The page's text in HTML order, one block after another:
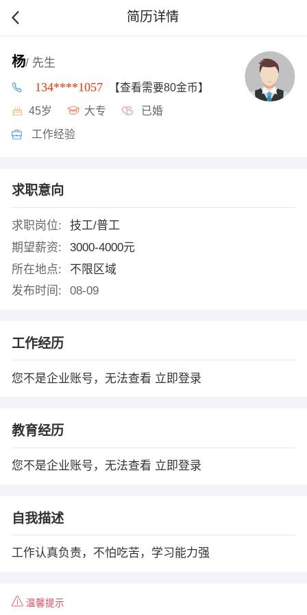
简历详情
杨/ 先生
134****1057 【查看需要80金币】
45岁 大专 已婚
工作经验
求职意向
求职岗位:
技工/普工
期望薪资:
3000-4000元
所在地点:
不限区域
发布时间:
08-09
工作经历
您不是企业账号，无法查看 立即登录
教育经历
您不是企业账号，无法查看 立即登录
自我描述
工作认真负责，不怕吃苦，学习能力强
温馨提示